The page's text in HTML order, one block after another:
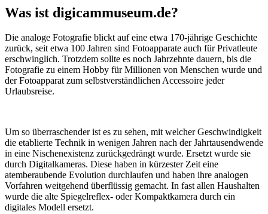
Was ist digicammuseum.de?
Die analoge Fotografie blickt auf eine etwa 170-jährige Geschichte
zurück, seit etwa 100 Jahren sind Fotoapparate auch für Privatleute
erschwinglich. Trotzdem sollte es noch Jahrzehnte dauern, bis die
Fotografie zu einem Hobby für Millionen von Menschen wurde und
der Fotoapparat zum selbstverständlichen Accessoire jeder
Urlaubsreise.
Um so überraschender ist es zu sehen, mit welcher Geschwindigkeit
die etablierte Technik in wenigen Jahren nach der Jahrtausendwende
in eine Nischenexistenz zurückgedrängt wurde. Ersetzt wurde sie
durch Digitalkameras. Diese haben in kürzester Zeit eine
atemberaubende Evolution durchlaufen und haben ihre analogen
Vorfahren weitgehend überflüssig gemacht. In fast allen Haushalten
wurde die alte Spiegelreflex- oder Kompaktkamera durch ein
digitales Modell ersetzt.